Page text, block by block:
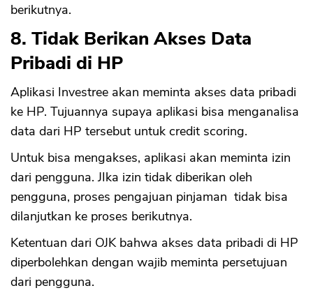
berikutnya.
8. Tidak Berikan Akses Data
Pribadi di HP
Aplikasi Investree akan meminta akses data pribadi
ke HP. Tujuannya supaya aplikasi bisa menganalisa
data dari HP tersebut untuk credit scoring.
Untuk bisa mengakses, aplikasi akan meminta izin
dari pengguna. JIka izin tidak diberikan oleh
pengguna, proses pengajuan pinjaman tidak bisa
dilanjutkan ke proses berikutnya.
Ketentuan dari OJK bahwa akses data pribadi di HP
diperbolehkan dengan wajib meminta persetujuan
dari pengguna.